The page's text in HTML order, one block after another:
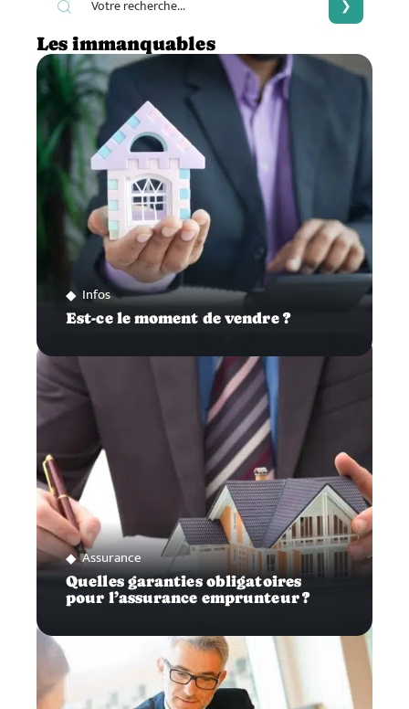
Les immanquables
Infos
Est-ce le moment de vendre ?
Assurance
Quelles garanties obligatoires
pour l’assurance emprunteur ?